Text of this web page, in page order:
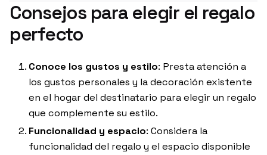
Consejos para elegir el regalo
perfecto
Conoce los gustos y estilo: Presta atención a
los gustos personales y la decoración existente
en el hogar del destinatario para elegir un regalo
que complemente su estilo.
Funcionalidad y espacio: Considera la
funcionalidad del regalo y el espacio disponible